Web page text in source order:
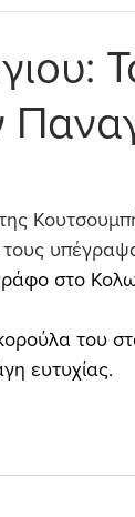
τους
στο
του
ευτυχίας.